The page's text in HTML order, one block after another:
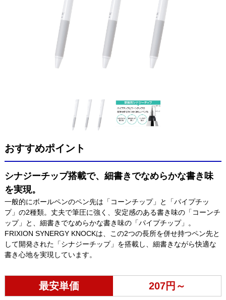
おすすめポイント
シナジーチップ搭載で、細書きでなめらかな書き味
を実現。
一般的にボールペンのペン先は「コーンチップ」と「パイプチッ
プ」の2種類。丈夫で筆圧に強く、安定感のある書き味の「コーンチ
ップ」と、細書きでなめらかな書き味の「パイプチップ」。
FRIXION SYNERGY KNOCKは、この2つの長所を併せ持つペン先と
して開発された「シナジーチップ」を搭載し、細書きながら快適な
書き心地を実現しています。
最安単価 207円～